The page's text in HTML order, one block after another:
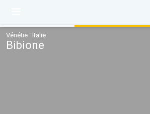
Vénétie · Italie
Bibione